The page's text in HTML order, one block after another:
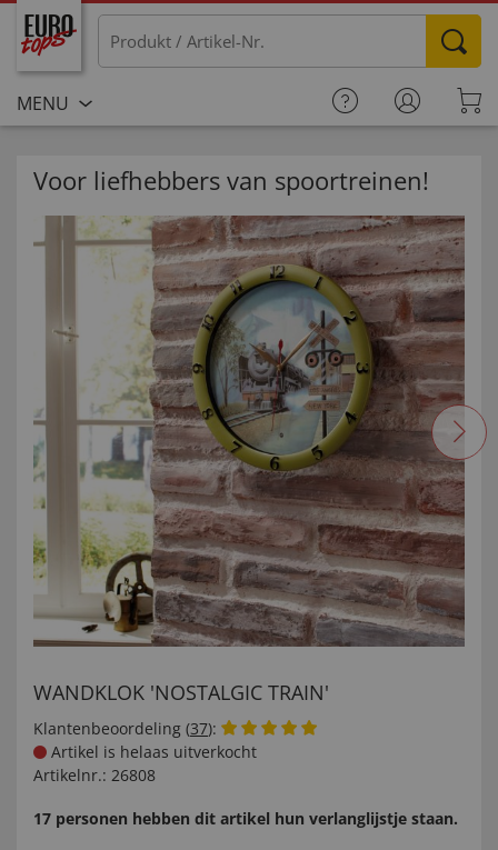
MENU
Voor liefhebbers van spoortreinen!
WANDKLOK 'NOSTALGIC TRAIN'
Klantenbeoordeling (37):
Artikel is helaas uitverkocht
Artikelnr.: 26808
17 personen hebben dit artikel hun verlanglijstje staan.